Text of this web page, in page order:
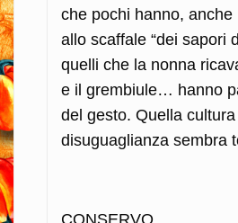
che pochi hanno,
allo scaffale “dei sapori
quelli che la nonna
e il grembiule… hanno
del gesto. Quella
disuguaglianza sembra